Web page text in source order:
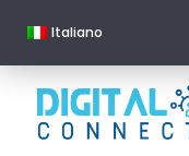
Italiano